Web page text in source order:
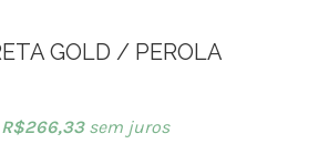
GOLD / PEROLA
R$266,33sem juros